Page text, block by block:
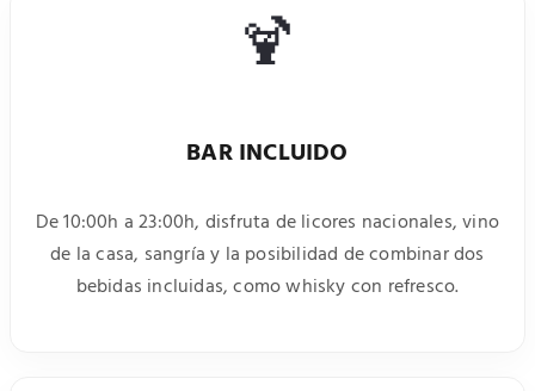
🍹
BAR INCLUIDO
De 10:00h a 23:00h, disfruta de licores nacionales, vino
de la casa, sangría y la posibilidad de combinar dos
bebidas incluidas, como whisky con refresco.